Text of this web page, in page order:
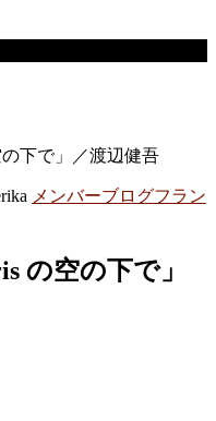
下で」／渡辺健吾
メンバーブログフラン